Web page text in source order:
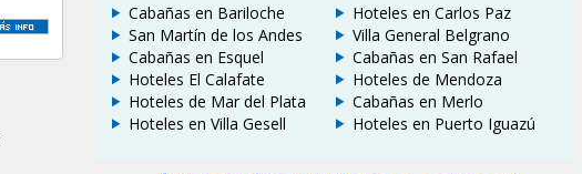
Cabañas en Bariloche
San Martín de los Andes
Cabañas en Esquel
Hoteles El Calafate
Hoteles de Mar del Plata
Hoteles en Villa Gesell
Hoteles en Carlos Paz
Villa General Belgrano
Cabañas en San Rafael
Hoteles de Mendoza
Cabañas en Merlo
Hoteles en Puerto Iguazú